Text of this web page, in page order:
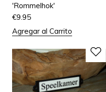
'Rommelhok'
€9.95
Agregar al Carrito